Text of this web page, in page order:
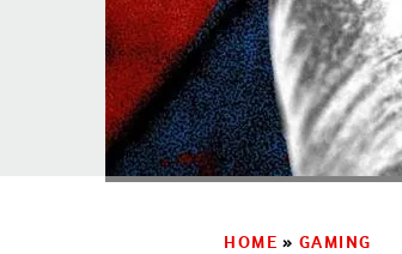
HOME » GAMING